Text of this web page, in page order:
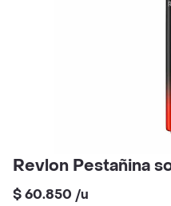
Revlon Pestañina
$ 60.850 /u